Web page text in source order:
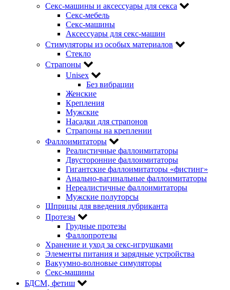
Секс-машины и аксессуары для секса
Секс-мебель
Секс-машины
Аксессуары для секс-машин
Стимуляторы из особых материалов
Стекло
Страпоны
Unisex
Без вибрации
Женские
Крепления
Мужские
Насадки для страпонов
Страпоны на креплении
Фаллоимитаторы
Реалистичные фаллоимитаторы
Двусторонние фаллоимитаторы
Гигантские фаллоимитаторы «фистинг»
Анально-вагинальные фаллоимитаторы
Нереалистичные фаллоимитаторы
Мужские полуторсы
Шприцы для введения лубриканта
Протезы
Грудные протезы
Фаллопротезы
Хранение и уход за секс-игрушками
Элементы питания и зарядные устройства
Вакуумно-волновые симуляторы
Секс-машины
БДСМ‚ фетиш